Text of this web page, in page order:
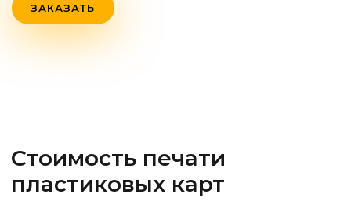
ЗАКАЗАТЬ
Стоимость печати
пластиковых карт